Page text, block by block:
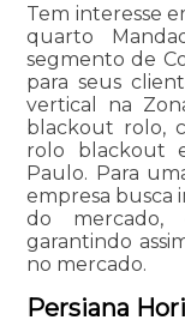
Tem interesse
quarto
segmento de
para seus
vertical na
blackout rolo,
rolo blackout
Paulo. Para
empresa busca
do mercado,
garantindo
no mercado.
Persiana